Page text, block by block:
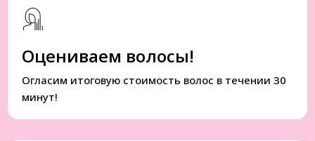
Оцениваем волосы!
Огласим итоговую стоимость волос в течении 30
минут!